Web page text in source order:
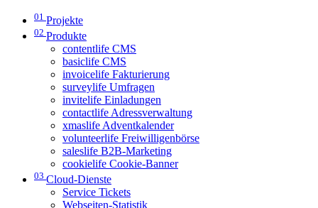
01 Projekte
02 Produkte
contentlife CMS
basiclife CMS
invoicelife Fakturierung
surveylife Umfragen
invitelife Einladungen
contactlife Adressverwaltung
xmaslife Adventkalender
volunteerlife Freiwilligenbörse
saleslife B2B-Marketing
cookielife Cookie-Banner
03 Cloud-Dienste
Service Tickets
Webseiten-Statistik